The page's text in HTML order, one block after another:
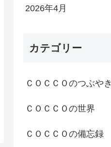
2026年4月
カテゴリー
ＣＯＣＣＯのつぶやき
ＣＯＣＣＯの世界
ＣＯＣＣＯの備忘録